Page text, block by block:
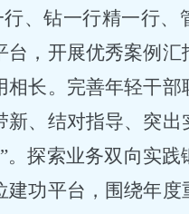
、钻一行精一行、
，开展优秀案例汇
长。完善年轻干部
、结对指导、突出
探索业务双向实践
功平台，围绕年度